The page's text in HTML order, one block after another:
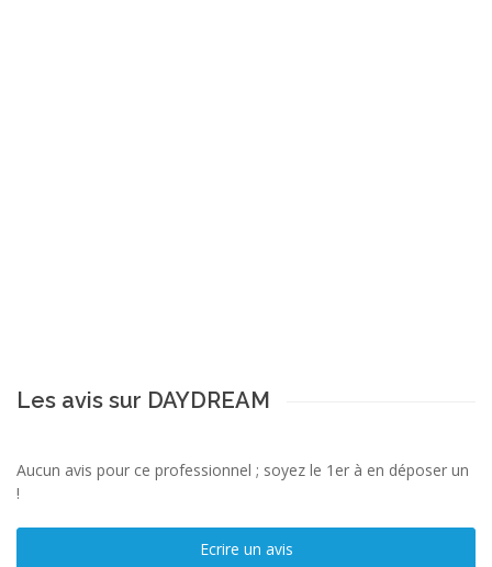
Les avis sur DAYDREAM
Aucun avis pour ce professionnel ; soyez le 1er à en déposer un
!
Ecrire un avis